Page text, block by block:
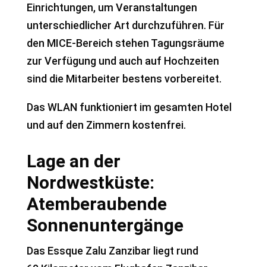
Einrichtungen, um Veranstaltungen
unterschiedlicher Art durchzuführen. Für
den MICE-Bereich stehen Tagungsräume
zur Verfügung und auch auf Hochzeiten
sind die Mitarbeiter bestens vorbereitet.
Das WLAN funktioniert im gesamten Hotel
und auf den Zimmern kostenfrei.
Lage an der
Nordwestküste:
Atemberaubende
Sonnenuntergänge
Das Essque Zalu Zanzibar liegt rund